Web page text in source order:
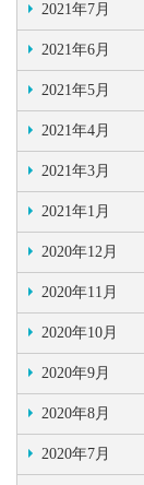
2021年7月
2021年6月
2021年5月
2021年4月
2021年3月
2021年1月
2020年12月
2020年11月
2020年10月
2020年9月
2020年8月
2020年7月